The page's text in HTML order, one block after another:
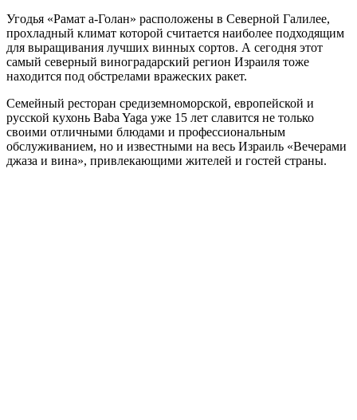
Угодья «Рамат а-Голан» расположены в Северной Галилее,
прохладный климат которой считается наиболее подходящим
для выращивания лучших винных сортов. А сегодня этот
самый северный виноградарский регион Израиля тоже
находится под обстрелами вражеских ракет.
Семейный ресторан средиземноморской, европейской и
русской кухонь Baba Yaga уже 15 лет славится не только
своими отличными блюдами и профессиональным
обслуживанием, но и известными на весь Израиль «Вечерами
джаза и вина», привлекающими жителей и гостей страны.